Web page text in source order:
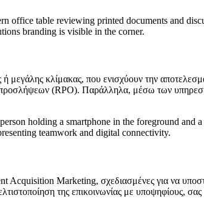
μεγάλης κλίμακας, που ενισχύουν την
(RPO). Παράλληλα, μέσω των
Acquisition Marketing, σχεδιασμένες για να
της επικοινωνίας με υποψηφίους,